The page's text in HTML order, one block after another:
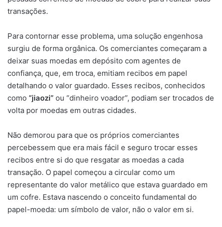
transações.
Para contornar esse problema, uma solução engenhosa
surgiu de forma orgânica. Os comerciantes começaram a
deixar suas moedas em depósito com agentes de
confiança, que, em troca, emitiam recibos em papel
detalhando o valor guardado. Esses recibos, conhecidos
como “jiaozi” ou “dinheiro voador”, podiam ser trocados de
volta por moedas em outras cidades.
Não demorou para que os próprios comerciantes
percebessem que era mais fácil e seguro trocar esses
recibos entre si do que resgatar as moedas a cada
transação. O papel começou a circular como um
representante do valor metálico que estava guardado em
um cofre. Estava nascendo o conceito fundamental do
papel-moeda: um símbolo de valor, não o valor em si.